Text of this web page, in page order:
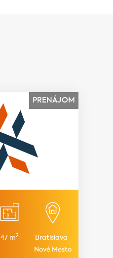
PRENÁJOM
47 m2
Bratislava-
Nové Mesto